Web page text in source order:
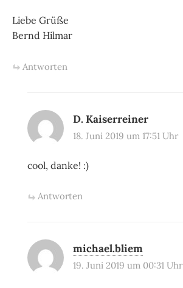
Liebe Grüße
Bernd Hilmar
Antworten
D. Kaiserreiner
18. Juni 2019 um 17:51 Uhr
cool, danke! :)
Antworten
michael.bliem
19. Juni 2019 um 00:31 Uhr